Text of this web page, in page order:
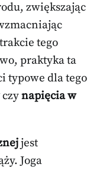
zwiększając
tego
praktyka ta
typowe dla tego
czynapięcia w
jest
Joga